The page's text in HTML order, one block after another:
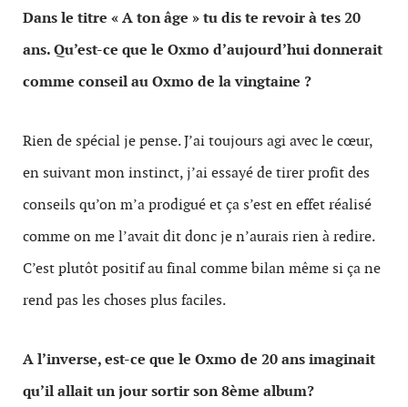
Dans le titre « A ton âge » tu dis te revoir à tes 20
ans. Qu’est-ce que le Oxmo d’aujourd’hui donnerait
comme conseil au Oxmo de la vingtaine ?
Rien de spécial je pense. J’ai toujours agi avec le cœur,
en suivant mon instinct, j’ai essayé de tirer profit des
conseils qu’on m’a prodigué et ça s’est en effet réalisé
comme on me l’avait dit donc je n’aurais rien à redire.
C’est plutôt positif au final comme bilan même si ça ne
rend pas les choses plus faciles.
A l’inverse, est-ce que le Oxmo de 20 ans imaginait
qu’il allait un jour sortir son 8ème album?